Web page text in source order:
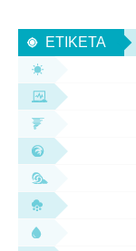
προσδιόρισαν
διαπίστωσαν
πο
ΕΤΙΚΈΤΑ